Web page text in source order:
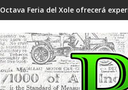
Octava Feria del Xole ofrecerá